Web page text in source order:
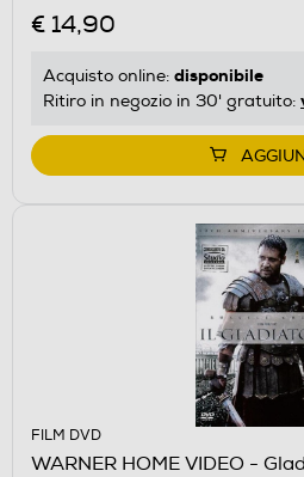
€ 14,90
Acquisto online: disponibile
Ritiro in negozio in 30' gratuito:
FILM DVD
WARNER HOME VIDEO -